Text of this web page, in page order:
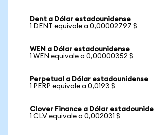
Dent a Dólar estadounidense
1 DENT equivale a 0,00002797 $
WEN a Dólar estadounidense
1 WEN equivale a 0,00000352 $
Perpetual a Dólar estadounidense
1 PERP equivale a 0,0193 $
Clover Finance a Dólar
1 CLV equivale a 0,002031 $